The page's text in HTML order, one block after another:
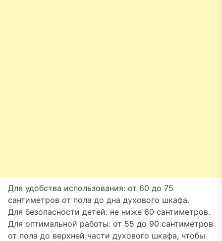
Для удобства использования: от 60 до 75
сантиметров от пола до дна духового шкафа.
Для безопасности детей: не ниже 60 сантиметров.
Для оптимальной работы: от 55 до 90 сантиметров
от пола до верхней части духового шкафа, чтобы